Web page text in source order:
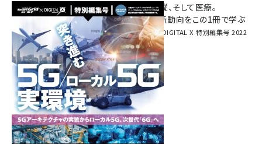
環境対策、建機の遠隔操縦、そして医療。
次世代通信規格「5G」最新動向をこの1冊で学ぶ
SmartGrid ニューズレター × DIGITAL X 特別編集号 2022
Summer